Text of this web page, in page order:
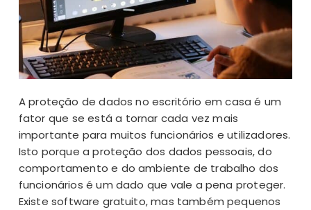
A proteção de dados no escritório em casa é um
fator que se está a tornar cada vez mais
importante para muitos funcionários e utilizadores.
Isto porque a proteção dos dados pessoais, do
comportamento e do ambiente de trabalho dos
funcionários é um dado que vale a pena proteger.
Existe software gratuito, mas também pequenos